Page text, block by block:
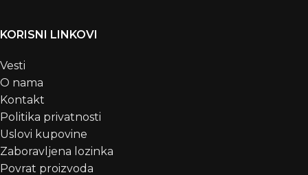
KORISNI LINKOVI
Vesti
O nama
Kontakt
Politika privatnosti
Uslovi kupovine
Zaboravljena lozinka
Povrat proizvoda